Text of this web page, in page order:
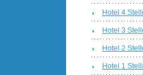
Hotel 4
Hotel 3
Hotel 2
Hotel 1